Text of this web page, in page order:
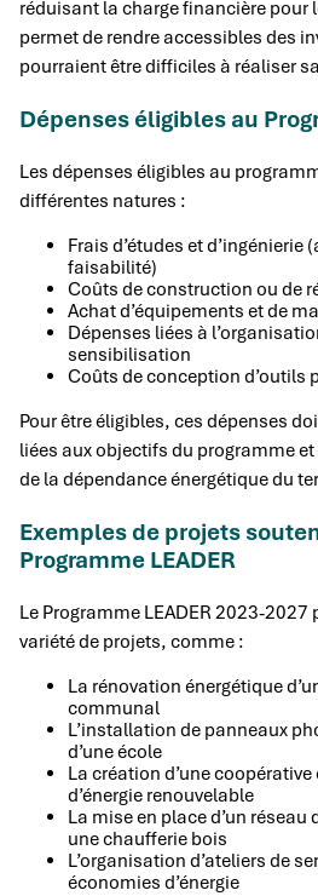
réduisant la charge financière pour
permet de rendre accessibles des
pourraient être difficiles à réaliser
Dépenses éligibles au
Les dépenses éligibles au
différentes natures :
Frais d’études et d’ingénierie
faisabilité)
Coûts de construction ou de
Achat d’équipements et de
Dépenses liées à
sensibilisation
Coûts de conception d’outils
Pour être éligibles, ces dépenses
liées aux objectifs du programme
de la dépendance énergétique du
Exemples de projets
Programme LEADER
Le Programme LEADER 2023-
variété de projets, comme :
La rénovation énergétique
communal
L’installation de panneaux
d’une école
La création d’une
d’énergie renouvelable
La mise en place d’un
une chaufferie bois
L’organisation d’ateliers de
économies d’énergie